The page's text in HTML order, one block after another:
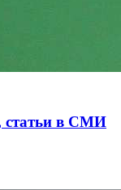
статьи в СМИ